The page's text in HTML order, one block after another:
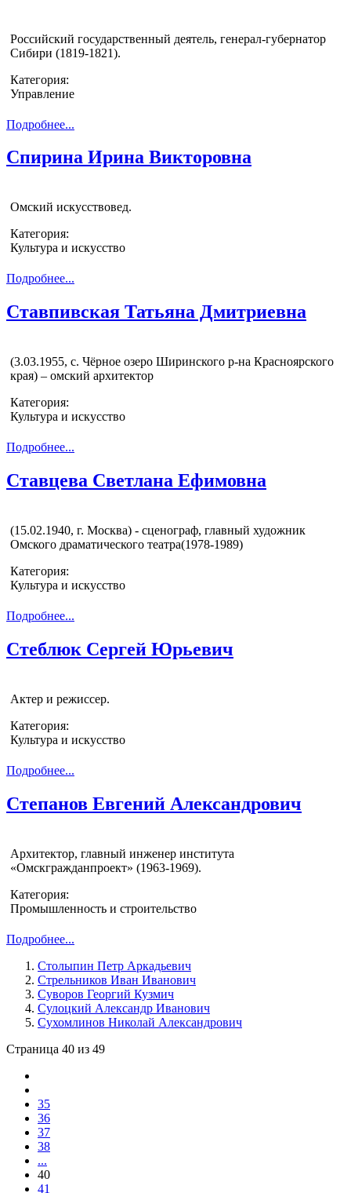
Российский государственный деятель, генерал-губернатор
Сибири (1819-1821).
Категория:
Управление
Подробнее...
Спирина Ирина Викторовна
Омский искусствовед.
Категория:
Культура и искусство
Подробнее...
Ставпивская Татьяна Дмитриевна
(3.03.1955, с. Чёрное озеро Ширинского р-на Красноярского
края) – омский архитектор
Категория:
Культура и искусство
Подробнее...
Ставцева Светлана Ефимовна
(15.02.1940, г. Москва) - сценограф, главный художник
Омского драматического театра(1978-1989)
Категория:
Культура и искусство
Подробнее...
Стеблюк Сергей Юрьевич
Актер и режиссер.
Категория:
Культура и искусство
Подробнее...
Степанов Евгений Александрович
Архитектор, главный инженер института
«Омскгражданпроект» (1963-1969).
Категория:
Промышленность и строительство
Подробнее...
Столыпин Петр Аркадьевич
Стрельников Иван Иванович
Суворов Георгий Кузмич
Сулоцкий Александр Иванович
Сухомлинов Николай Александрович
Страница 40 из 49
35
36
37
38
...
40
41